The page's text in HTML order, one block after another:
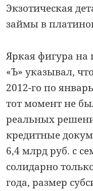
Экзотическая
займы в
Яркая фигура
«Ъ» указывал,
2012-го по
тот момент не
реальных
кредитные
6,4 млрд руб. с
солидарно
года, размер